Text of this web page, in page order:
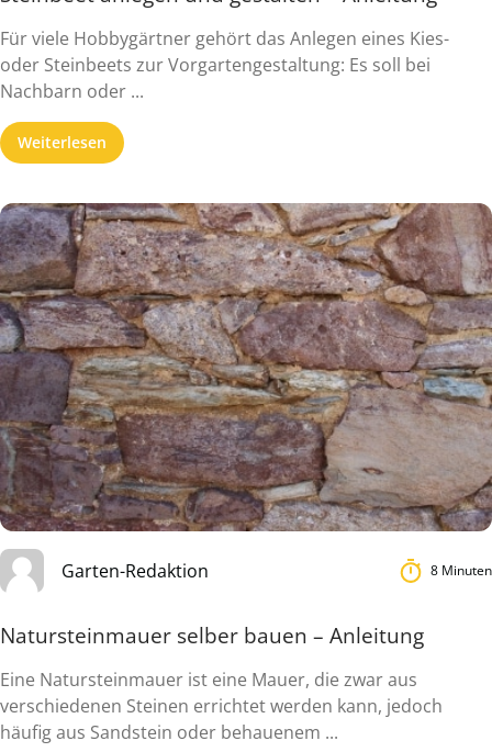
Für viele Hobbygärtner gehört das Anlegen eines Kies-
oder Steinbeets zur Vorgartengestaltung: Es soll bei
Nachbarn oder ...
Weiterlesen
Garten-Redaktion 8 Minuten
Natursteinmauer selber bauen – Anleitung
Eine Natursteinmauer ist eine Mauer, die zwar aus
verschiedenen Steinen errichtet werden kann, jedoch
häufig aus Sandstein oder behauenem ...